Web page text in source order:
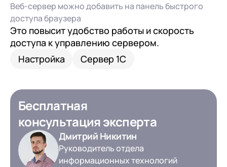
Веб-сервер можно добавить на панель быстрого
доступа браузера
Это повысит удобство работы и скорость
доступа к управлению сервером.
Настройка
Сервер 1С
Бесплатная
консультация эксперта
Дмитрий Никитин
Руководитель отдела
информационных технологий